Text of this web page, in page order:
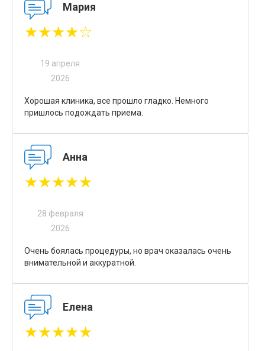
Мария
★★★★☆
19 апреля
2026
Хорошая клиника, все прошло гладко. Немного
пришлось подождать приема.
Анна
★★★★★
28 февраля
2026
Очень боялась процедуры, но врач оказалась очень
внимательной и аккуратной.
Елена
★★★★★